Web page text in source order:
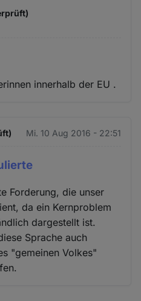
innerhalb der EU .
Mi. 10 Aug 2016 - 22:51
Forderung, die unser
da ein Kernproblem
dargestellt ist.
Sprache auch
"gemeinen Volkes"